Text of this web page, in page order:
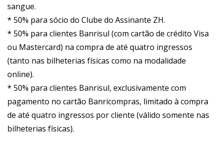
sangue.
* 50% para sócio do Clube do Assinante ZH.
* 50% para clientes Banrisul (com cartão de crédito Visa
ou Mastercard) na compra de até quatro ingressos
(tanto nas bilheterias físicas como na modalidade
online).
* 50% para clientes Banrisul, exclusivamente com
pagamento no cartão Banricompras, limitado à compra
de até quatro ingressos por cliente (válido somente nas
bilheterias físicas).